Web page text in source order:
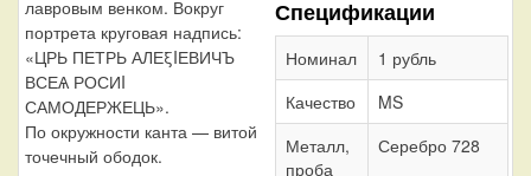
лавровым венком. Вокруг
портрета круговая надпись:
«ЦРЬ ПЕТРЬ АЛЕξIЕВИЧЪ
ВСЕѦ РОСИI
САМОДЕРЖЕЦЬ».
По окружности канта — витой
точечный ободок.
Спецификации
Номинал
1 рубль
Качество
MS
Металл,
проба
Серебро 728